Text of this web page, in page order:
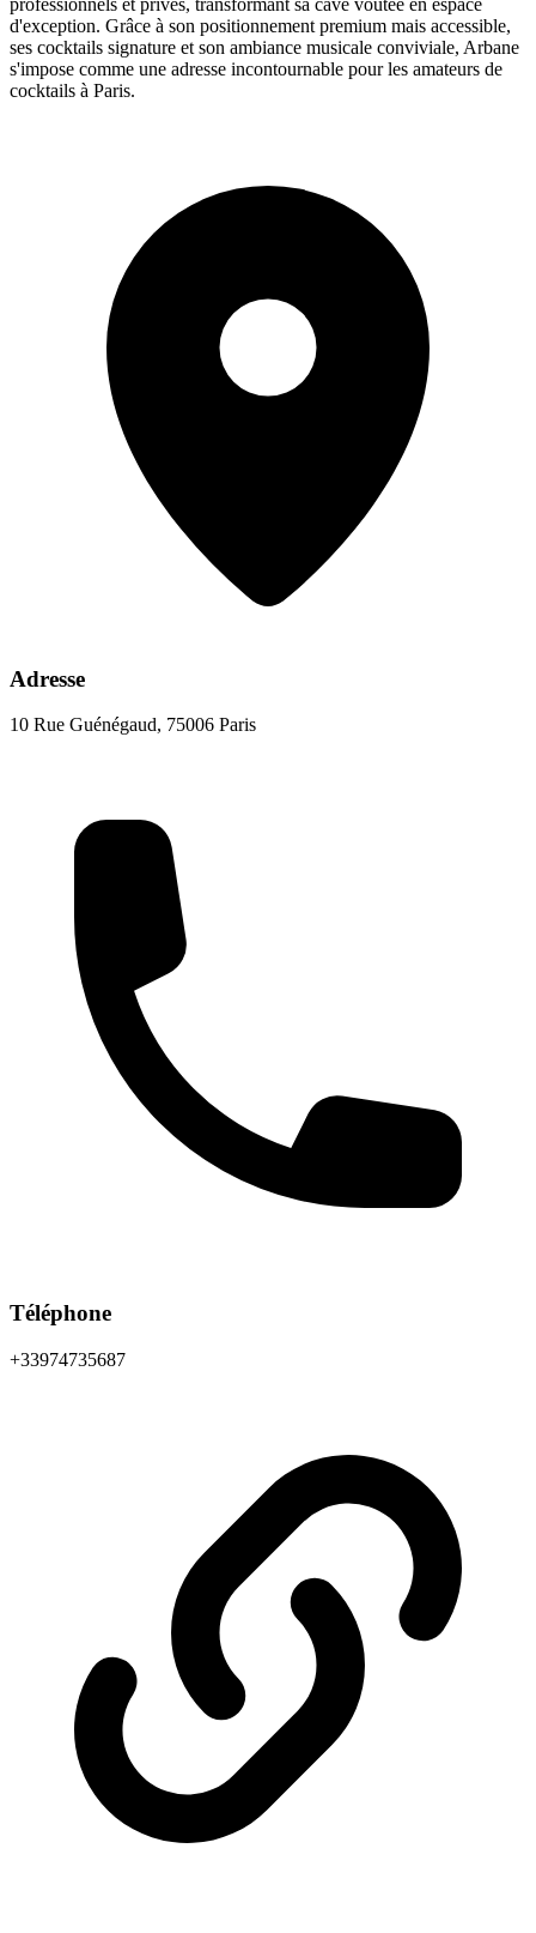
d'exception. Grâce à son positionnement premium mais accessible,
ses cocktails signature et son ambiance musicale conviviale, Arbane
s'impose comme une adresse incontournable pour les amateurs de
cocktails à Paris.
Adresse
10 Rue Guénégaud, 75006 Paris
Téléphone
+33974735687